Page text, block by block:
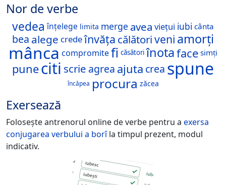
Nor de verbe
vedea înțelege limita merge avea viețui iubi cânta
bea alege credeînvăța călătoriveni amorți
mânca compromitefi căsători înotaface simți
puneciti scrie agrea ajuta crea spune
încăpea procura zăcea
Exersează
Folosește antrenorul online de verbe pentru a exersa
conjugarea verbului a borîla timpul prezent, modul
indicativ.